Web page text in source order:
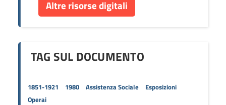
Altre risorse digitali
TAG SUL DOCUMENTO
1851-1921 1980 Assistenza Sociale
Esposizioni
Operai